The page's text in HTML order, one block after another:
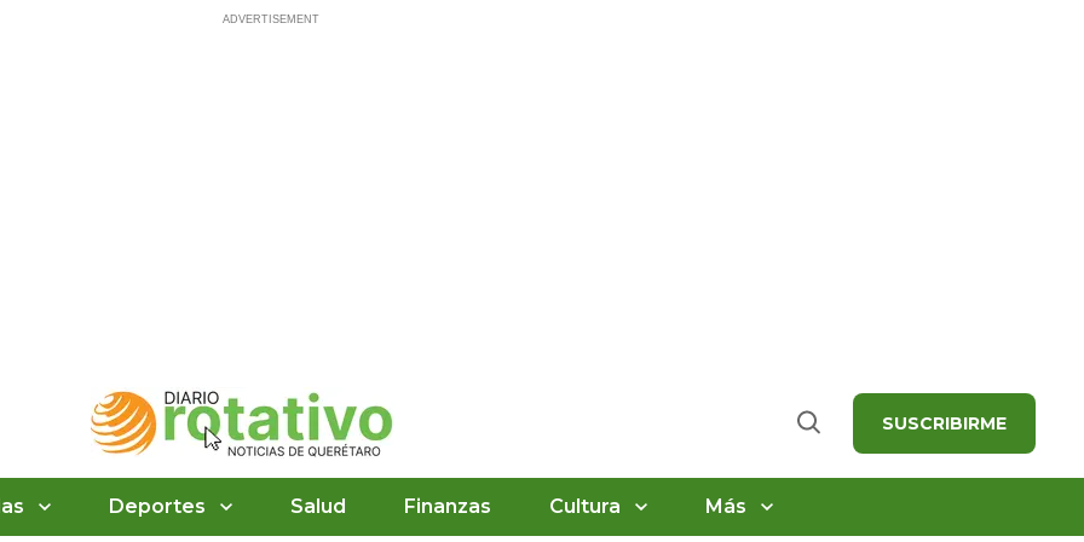
Buscar SUSCRIBIRME
Deportes Salud Finanzas Cultura Más